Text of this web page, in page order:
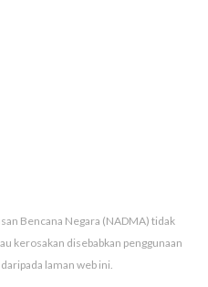
Bencana Negara (NADMA) tidak
kerosakan disebabkan penggunaan
laman web ini.